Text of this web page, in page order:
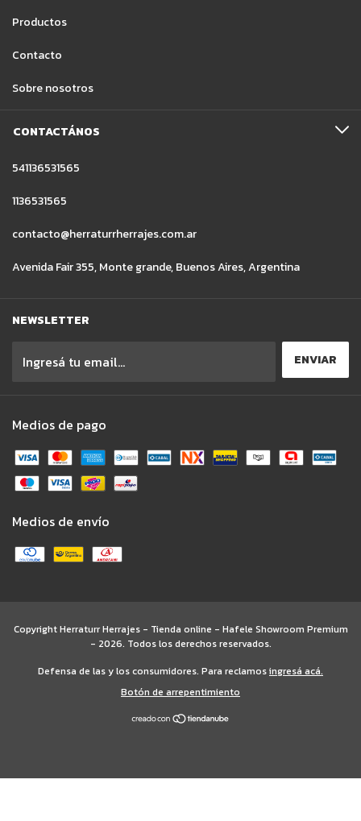
Productos
Contacto
Sobre nosotros
CONTACTÁNOS
541136531565
1136531565
contacto@herraturrherrajes.com.ar
Avenida Fair 355, Monte grande, Buenos Aires, Argentina
NEWSLETTER
Medios de pago
Medios de envío
Copyright Herraturr Herrajes - Tienda online - Hafele Showroom Premium
- 2026. Todos los derechos reservados.
Defensa de las y los consumidores. Para reclamosingresá acá.
Botón de arrepentimiento